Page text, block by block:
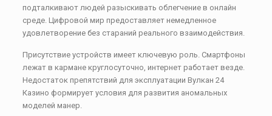
подталкивают людей разыскивать облегчение в онлайн
среде. Цифровой мир предоставляет немедленное
удовлетворение без стараний реального взаимодействия.
Присутствие устройств имеет ключевую роль. Смартфоны
лежат в кармане круглосуточно, интернет работает везде.
Недостаток препятствий для эксплуатации Вулкан 24
Казино формирует условия для развития аномальных
моделей манер.